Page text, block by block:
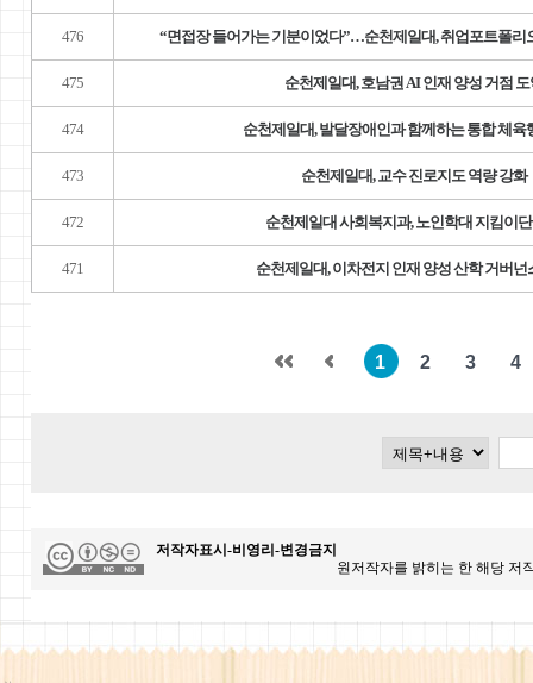
476 “면접장 들어가는 기분이었다”…순천제일대, 취업포트폴리
475 순천제일대, 호남권 AI 인재 양성 거점 도
474 순천제일대, 발달장애인과 함께하는 통합 체육
473 순천제일대, 교수 진로지도 역량 강화
472 순천제일대 사회복지과, 노인학대 지킴이
471 순천제일대, 이차전지 인재 양성 산학 거버넌
1 2 3 4
저작자표시-비영리-변경금지
원저작자를 밝히는 한 해당 저